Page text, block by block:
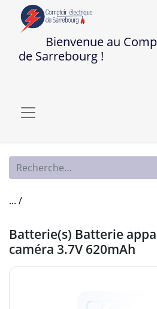
Bienvenue au
de Sarrebourg !
... /
Batterie(s) Batterie
caméra 3.7V 620mAh